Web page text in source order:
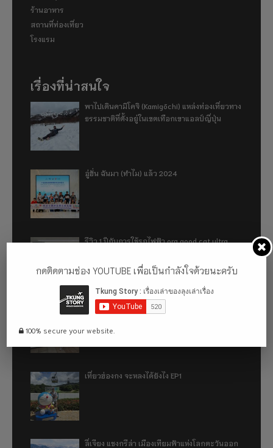
ร้านอาหาร
สถานที่ท่องเที่ยว
โรงแรม
เรื่องที่น่าสนใจ
พาไปเดินคามิโคจิ (Kamigōchi) แหล่งท่องเที่ยวทาง
ธรรมชาติที่ตั้งอยู่ในเขตเทือกเขาแอลป์ญี่ปุ่น
อู่ฮั่น ฉันมา (ทำไม) แล้ว 2024
รีวิว 1 ปีกับการใช้รถไฟฟ้า ora good cat ultra
เที่ยวฮ่องกง จะหลงได้ยังไง EP2
เที่ยวฮ่องกง จะหลงได้ยังไง EP1
ลี่เจียง แชงกรีล่า เมืองเทียมฟ้าแห่งโลกตะวันออก
กดติดตามช่อง YOUTUBE เพื่อเป็นกำลังใจด้วยนะครับ
100% secure your website.